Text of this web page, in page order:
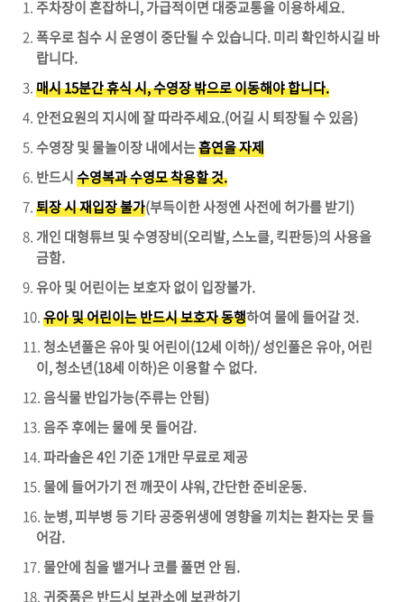
주차장이 혼잡하니, 가급적이면 대중교통을 이용하세요.
폭우로 침수 시 운영이 중단될 수 있습니다. 미리 확인하시길 바
랍니다.
매시 15분간 휴식 시, 수영장 밖으로 이동해야 합니다.
안전요원의 지시에 잘 따라주세요.(어길 시 퇴장될 수 있음)
수영장 및 물놀이장 내에서는흡연을 자제
반드시수영복과 수영모 착용할 것.
퇴장 시 재입장 불가(부득이한 사정엔 사전에 허가를 받기)
개인 대형튜브 및 수영장비(오리발, 스노클, 킥판등)의 사용을
금함.
유아 및 어린이는 보호자 없이 입장불가.
유아 및 어린이는 반드시 보호자 동행하여 물에 들어갈 것.
청소년풀은 유아 및 어린이(12세 이하)/ 성인풀은 유아, 어린
이, 청소년(18세 이하)은 이용할 수 없다.
음식물 반입가능(주류는 안됨)
음주 후에는 물에 못 들어감.
파라솔은 4인 기준 1개만 무료로 제공
물에 들어가기 전 깨끗이 샤워, 간단한 준비운동.
눈병, 피부병 등 기타 공중위생에 영향을 끼치는 환자는 못 들
어감.
물안에 침을 뱉거나 코를 풀면 안 됨.
귀중품은 반드시 보관소에 보관하기